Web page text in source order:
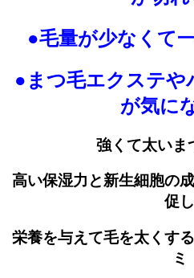
●毛量が少なくて
●まつ毛エクステや
が気に
強くて太いま
高い保湿力と新生細胞の
促し
栄養を与えて毛を太くす
ミ